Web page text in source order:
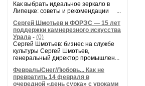
Как выбрать идеальное зеркало в
Липецке: советы и рекомендации ...
Сергей Шмотьев и ФОРЭС — 15 лет
поддержки камнерезного искусства
Урала - (0)
Сергей Шмотьев: бизнес на службе
культуры Сергей Шмотьев,
генеральный директор промышлен...
Февраль/Снег/Любовь... Как не
превратить 14 февраля в
очередной «день сурка» с уроками